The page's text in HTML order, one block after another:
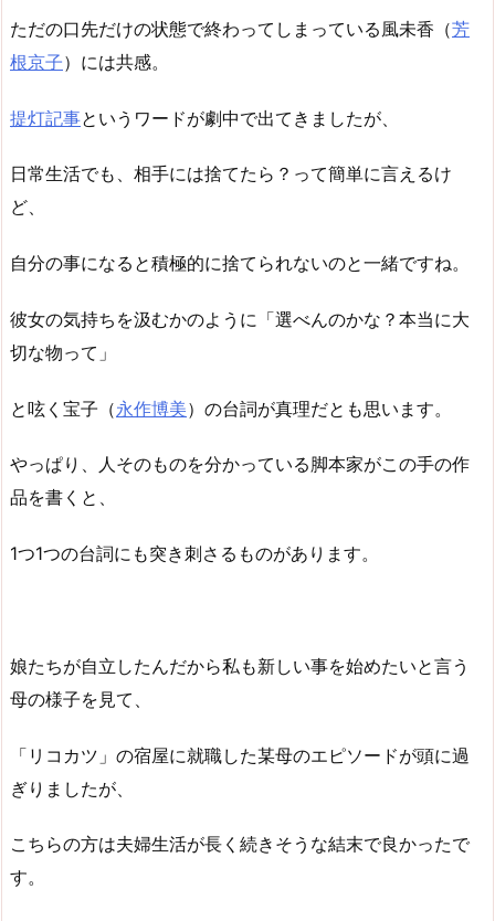
ただの口先だけの状態で終わってしまっている風未香（芳
根京子）には共感。
提灯記事というワードが劇中で出てきましたが、
日常生活でも、相手には捨てたら？って簡単に言えるけ
ど、
自分の事になると積極的に捨てられないのと一緒ですね。
彼女の気持ちを汲むかのように「選べんのかな？本当に大
切な物って」
と呟く宝子（永作博美）の台詞が真理だとも思います。
やっぱり、人そのものを分かっている脚本家がこの手の作
品を書くと、
1つ1つの台詞にも突き刺さるものがあります。
娘たちが自立したんだから私も新しい事を始めたいと言う
母の様子を見て、
「リコカツ」の宿屋に就職した某母のエピソードが頭に過
ぎりましたが、
こちらの方は夫婦生活が長く続きそうな結末で良かったで
す。